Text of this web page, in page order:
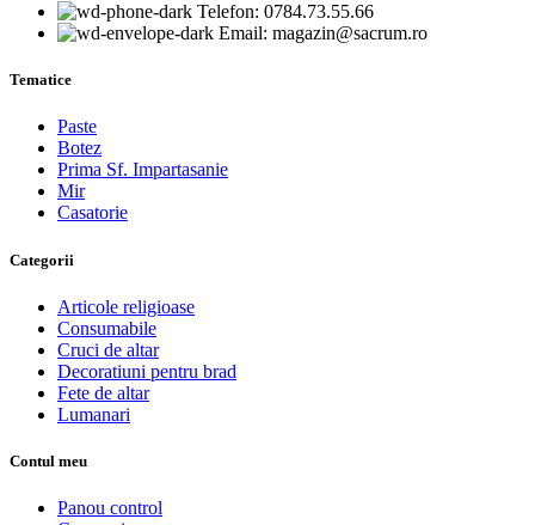
Telefon: 0784.73.55.66
Email: magazin@sacrum.ro
Tematice
Paste
Botez
Prima Sf. Impartasanie
Mir
Casatorie
Categorii
Articole religioase
Consumabile
Cruci de altar
Decoratiuni pentru brad
Fete de altar
Lumanari
Contul meu
Panou control